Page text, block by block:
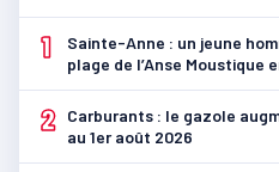
1
Sainte-Anne : un jeune
plage de l’Anse Moustique
2
Carburants : le gazole
au 1er août 2026